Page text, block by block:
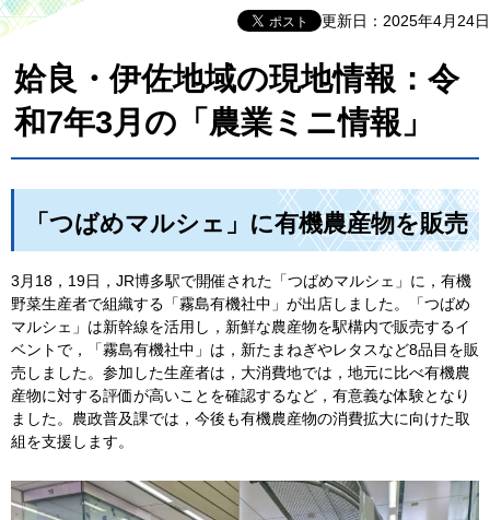
更新日：2025年4月24日
姶良・伊佐地域の現地情報：令
和7年3月の「農業ミニ情報」
「つばめマルシェ」に有機農産物を販売
3月18，19日，JR博多駅で開催された「つばめマルシェ」に，有機
野菜生産者で組織する「霧島有機社中」が出店しました。「つばめ
マルシェ」は新幹線を活用し，新鮮な農産物を駅構内で販売するイ
ベントで，「霧島有機社中」は，新たまねぎやレタスなど8品目を販
売しました。参加した生産者は，大消費地では，地元に比べ有機農
産物に対する評価が高いことを確認するなど，有意義な体験となり
ました。農政普及課では，今後も有機農産物の消費拡大に向けた取
組を支援します。